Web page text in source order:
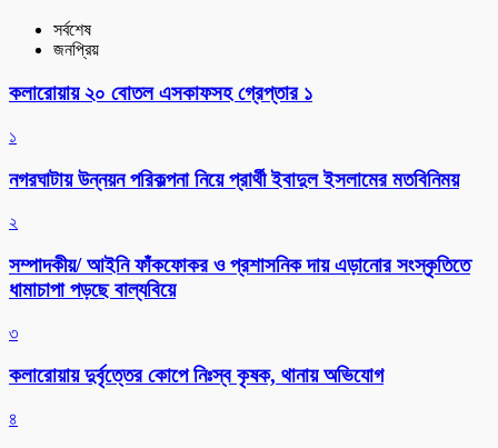
সর্বশেষ
জনপ্রিয়
কলারোয়ায় ২০ বোতল এসকাফসহ গ্রেপ্তার ১
১
নগরঘাটায় উন্নয়ন পরিকল্পনা নিয়ে প্রার্থী ইবাদুল ইসলামের মতবিনিময়
২
সম্পাদকীয়/ আইনি ফাঁকফোকর ও প্রশাসনিক দায় এড়ানোর সংস্কৃতিতে
ধামাচাপা পড়ছে বাল্যবিয়ে
৩
কলারোয়ায় দুর্বৃত্তের কোপে নিঃস্ব কৃষক, থানায় অভিযোগ
৪